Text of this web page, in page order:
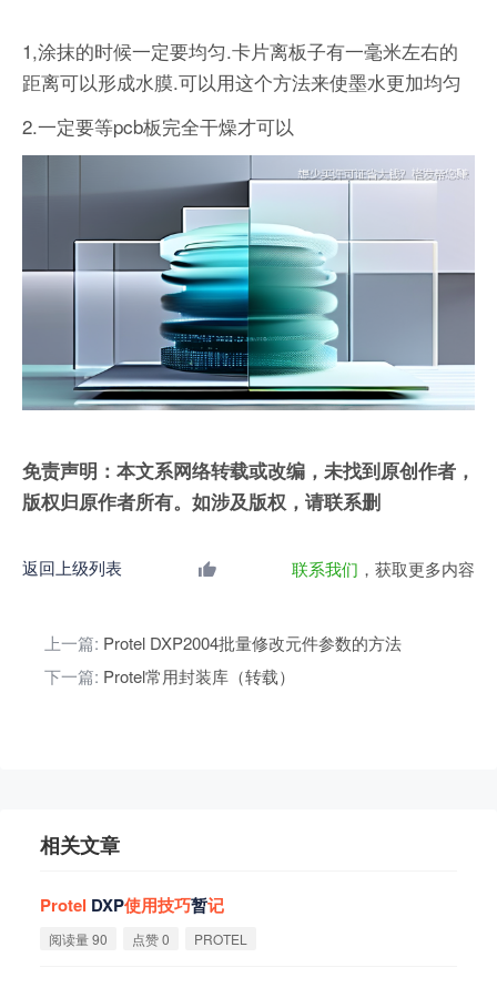
1,涂抹的时候一定要均匀.卡片离板子有一毫米左右的
距离可以形成水膜.可以用这个方法来使墨水更加均匀
2.一定要等pcb板完全干燥才可以
免责声明：本文系网络转载或改编，未找到原创作者，
版权归原作者所有。如涉及版权，请联系删
返回上级列表 联系我们 ，获取更多内容
上一篇: Protel DXP2004批量修改元件参数的方法
下一篇: Protel常用封装库（转载）
相关文章
Protel DXP使用技巧暂记
阅读量 90 点赞 0 PROTEL